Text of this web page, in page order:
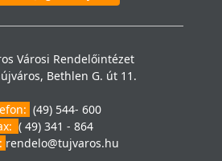
Városi Rendelőintézet
Bethlen G. út 11.
(49) 544- 600
( 49) 341 - 864
rendelo@tujvaros.hu